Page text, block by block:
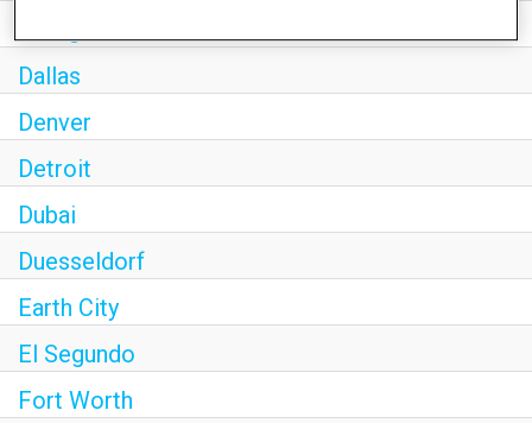
Dallas
Denver
Detroit
Dubai
Duesseldorf
Earth City
El Segundo
Fort Worth